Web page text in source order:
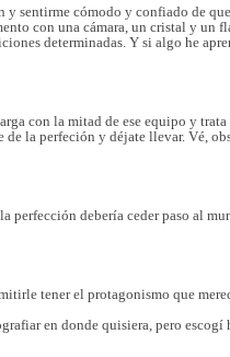
sentirme cómodo y confiado de
con una cámara, un cristal y un
determinadas. Y si algo he
con la mitad de ese equipo y
la perfeción y déjate llevar. Vé,
perfección debería ceder paso al
tener el protagonismo que
en donde quisiera, pero